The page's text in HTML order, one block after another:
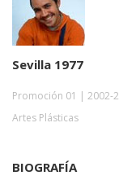
Sevilla 1977
Promoción 01 | 2002-
Artes Plásticas
BIOGRAFÍA